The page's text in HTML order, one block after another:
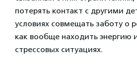
потерять контакт с другими
условиях совмещать заботу о
как вообще находить энергию
стрессовых ситуациях.